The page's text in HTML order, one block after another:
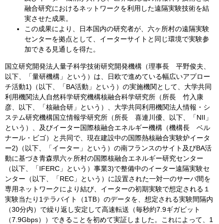
融合研究におけるネットワークを利用した遠隔実験技術を結
実させた成果。
この成果により、日本国内の研究者が、六ヶ所村の遠隔実験
センターを拠点として、イーターサイトと同じ環境で実験参
加できる見通しを得た。
国立研究開発法人量子科学技術研究開発機構（理事長 平野俊夫、
以下、「量研機構」という）は、日欧で進めている幅広いアプロー
チ活動1)（以下、「BA活動」という）の実施機関として、大学共同
利用機関法人自然科学研究機構核融合科学研究所（所長 竹入康
彦、以下、「核融合研」という）、大学共同利用機関法人情報・シ
ステム研究機構国立情報学研究所（所長 喜連川優、以下、「NII」
という）、及びイーター国際核融合エネルギー機構（機構長 ベル
ナール・ビゴ）と共同で、現在建設中の国際熱核融合実験炉イータ
ー2)（以下、「イーター」という）の南フランスのサイト及びBA活
動に基づき青森県六ヶ所村の国際核融合エネルギー研究センター
（以下、「IFERC」という）事業3)で整備中のイーター遠隔実験セ
ンター（以下、「REC」という）に設置された一対一のサーバ間を
専用ネットワークにより結び、イーターの初期実験で想定される１
実験当たり1テラバイト（1TB）のデータを、想定される実験間隔内
（30分内）で繰り返し安定して高速転送（毎秒約7.9ギガビット
（7.9Gbps））できることを初めて実証しました。これによって、1